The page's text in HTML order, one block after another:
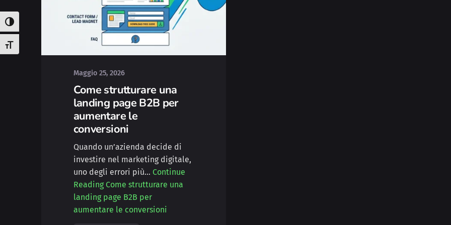
Attiva/disattiva alto contrasto
Attiva/disattiva dimensione testo
Posted by
Michele
Maggio 25, 2026
Come strutturare una
landing page B2B per
aumentare le
conversioni
Quando un’azienda decide di
investire nel marketing digitale,
uno degli errori più… Continue
ReadingCome strutturare una
landing page B2B per
aumentare le conversioni